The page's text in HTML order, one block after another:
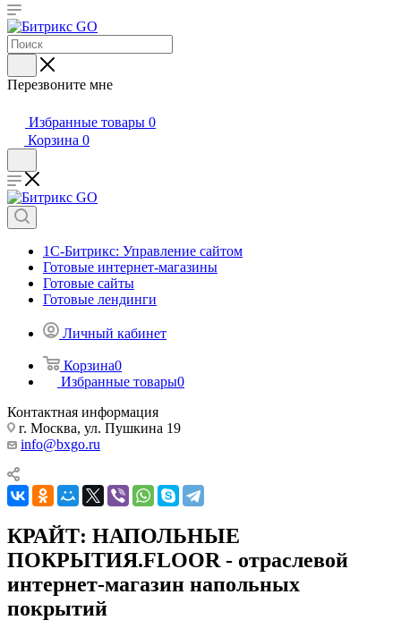
Перезвоните мне
Избранные товары 0
Корзина 0
1С-Битрикс: Управление сайтом
Готовые интернет-магазины
Готовые сайты
Готовые лендинги
Личный кабинет
Корзина0
Избранные товары0
Контактная информация
г. Москва, ул. Пушкина 19
info@bxgo.ru
КРАЙТ: НАПОЛЬНЫЕ
ПОКРЫТИЯ.FLOOR - отраслевой
интернет-магазин напольных
покрытий